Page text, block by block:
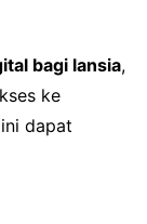
bagi lansia,
ke
dapat